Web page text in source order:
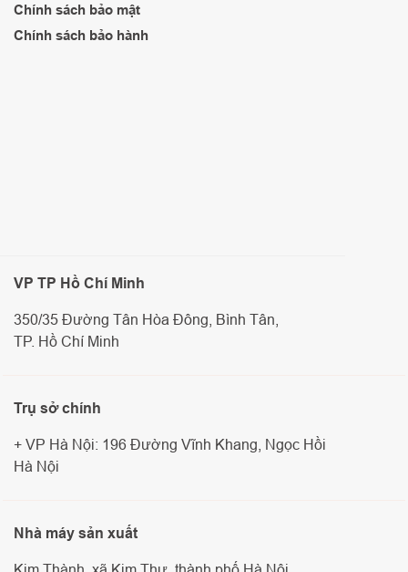
Chính sách bảo mật
Chính sách bảo hành
Trụ sở chính
+ VP Hà Nội: 196 Đường Vĩnh Khang, Ngọc Hồi
Hà Nội
VP TP Hồ Chí Minh
350/35 Đường Tân Hòa Đông, Bình Tân,
TP. Hồ Chí Minh
Nhà máy sản xuất